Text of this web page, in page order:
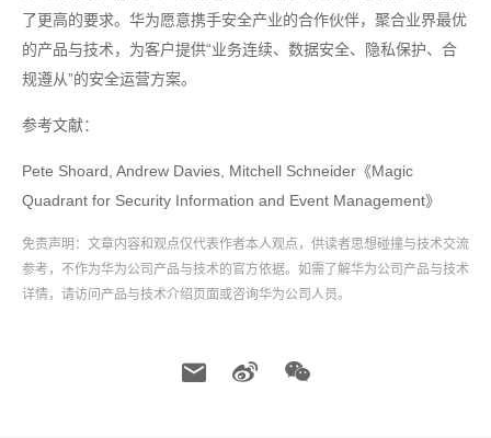
了更高的要求。华为愿意携手安全产业的合作伙伴，聚合业界最优
的产品与技术，为客户提供“业务连续、数据安全、隐私保护、合
规遵从”的安全运营方案。
参考文献：
Pete Shoard, Andrew Davies, Mitchell Schneider《Magic
Quadrant for Security Information and Event Management》
免责声明：文章内容和观点仅代表作者本人观点，供读者思想碰撞与技术交流
参考，不作为华为公司产品与技术的官方依据。如需了解华为公司产品与技术
详情，请访问产品与技术介绍页面或咨询华为公司人员。